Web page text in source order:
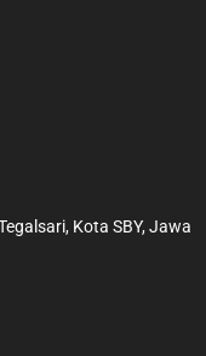
Kota SBY, Jawa